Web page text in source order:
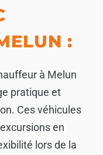
:
à Melun
pratique et
Ces véhicules
en
lors de la